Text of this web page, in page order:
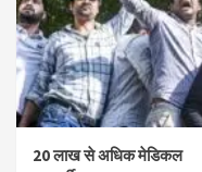
20 लाख से अधिक मेडिकल